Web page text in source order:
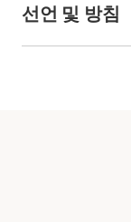
선언 및 방침